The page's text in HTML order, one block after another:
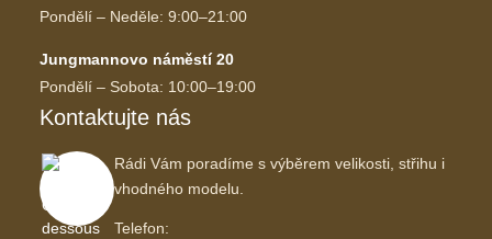
Pondělí – Neděle: 9:00–21:00
Jungmannovo náměstí 20
Pondělí – Sobota: 10:00–19:00
Kontaktujte nás
Rádi Vám poradíme s výběrem velikosti, střihu i
vhodného modelu.
Telefon: